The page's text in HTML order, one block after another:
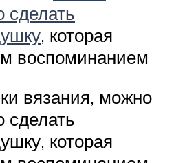
сделать
, которая
воспоминанием
вязания, можно
сделать
которая